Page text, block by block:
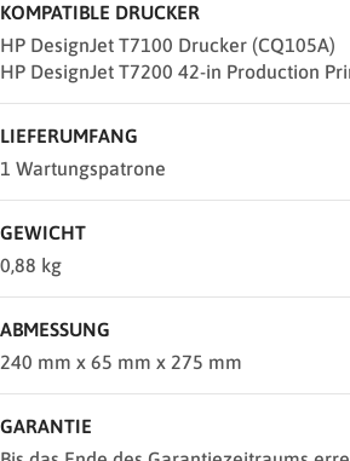
KOMPATIBLE DRUCKER
HP DesignJet T7100 Drucker (CQ105A)
HP DesignJet T7200 42-in Production
LIEFERUMFANG
1 Wartungspatrone
GEWICHT
0,88 kg
ABMESSUNG
240 mm x 65 mm x 275 mm
GARANTIE